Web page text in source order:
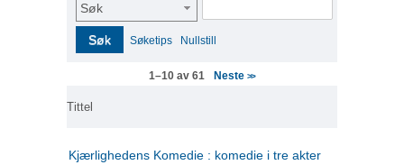
Søk
Søk Søketips Nullstill
1–10 av 61 Neste>>
Tittel
Kjærlighedens Komedie : komedie i tre akter